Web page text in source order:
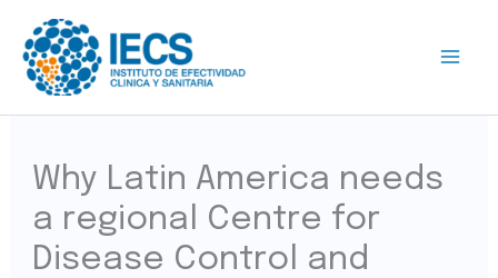
contenido
Why Latin America needs
a regional Centre for
Disease Control and